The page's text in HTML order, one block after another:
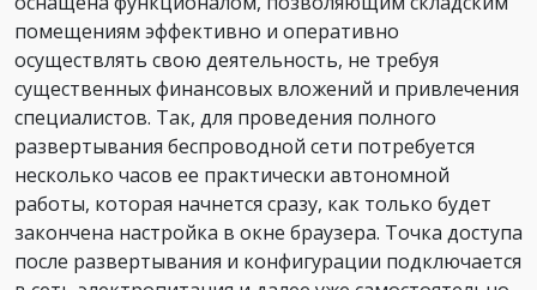
помещениям эффективно и оперативно
осуществлять свою деятельность, не требуя
существенных финансовых вложений и привлечения
специалистов. Так, для проведения полного
развертывания беспроводной сети потребуется
несколько часов ее практически автономной
работы, которая начнется сразу, как только будет
закончена настройка в окне браузера. Точка доступа
после развертывания и конфигурации подключается